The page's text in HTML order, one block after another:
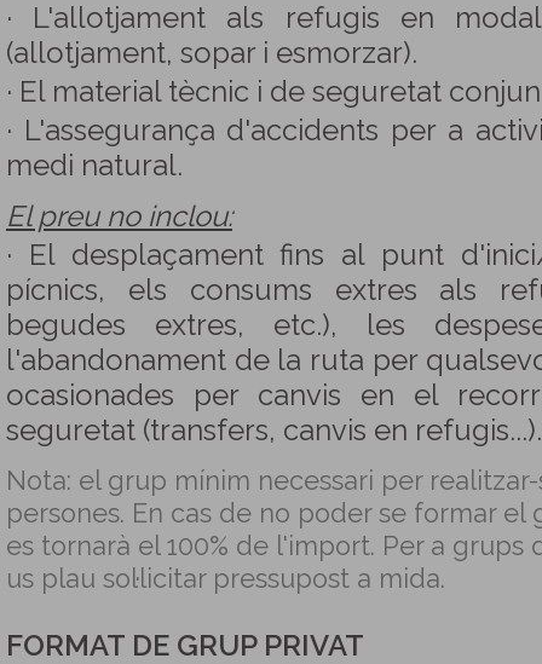
· L'allotjament als refugis en
(allotjament, sopar i esmorzar).
· El material tècnic i de seguretat
· L'assegurança d'accidents per a
medi natural.
El preu no inclou:
· El desplaçament fins al punt
pícnics, els consums extres als
begudes extres, etc.), les
l'abandonament de la ruta per
ocasionades per canvis en el
seguretat (transfers, canvis en refugis...).
Nota: el grup mínim necessari per
persones. En cas de no poder se formar el
es tornarà el 100% de l'import. Per a grups
us plau sol·licitar pressupost a mida.
FORMAT DE GRUP PRIVAT